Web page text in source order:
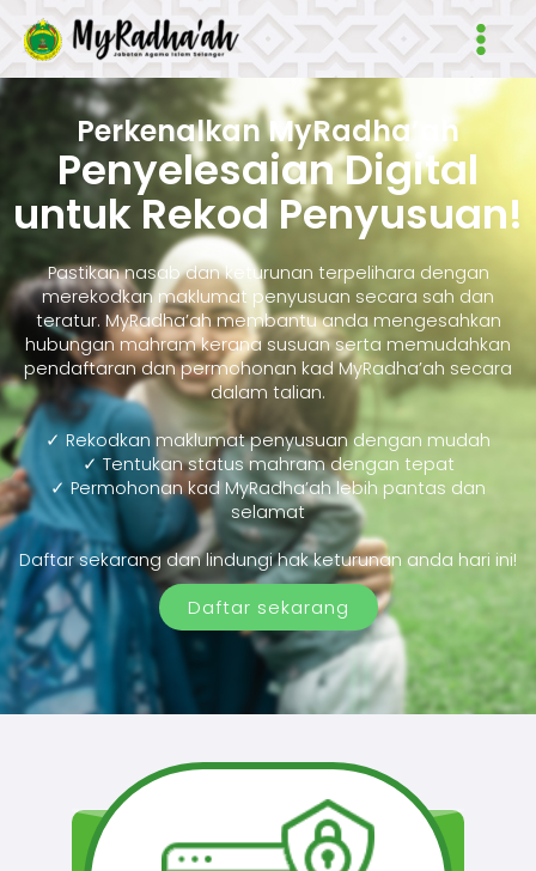
Main
Perkenalkan MyRadha’ah
Penyelesaian Digital
untuk Rekod Penyusuan!
Pastikan nasab dan keturunan terpelihara dengan
merekodkan maklumat penyusuan secara sah dan
teratur. MyRadha’ah membantu anda mengesahkan
hubungan mahram kerana susuan serta memudahkan
pendaftaran dan permohonan kad MyRadha’ah secara
dalam talian.
✓ Rekodkan maklumat penyusuan dengan mudah
✓ Tentukan status mahram dengan tepat
✓ Permohonan kad MyRadha’ah lebih pantas dan
selamat
Daftar sekarang dan lindungi hak keturunan anda hari ini!
Daftar sekarang